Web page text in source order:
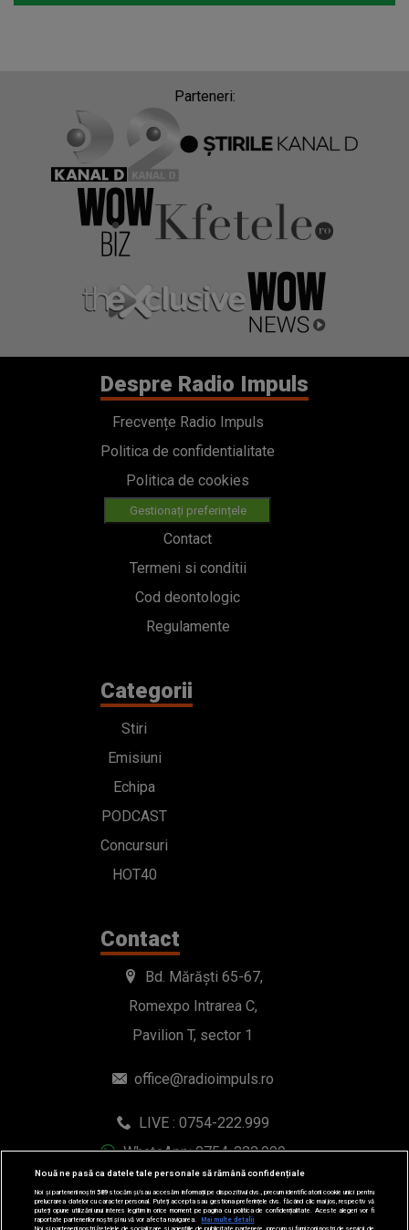
Parteneri:
Despre Radio Impuls
Frecvențe Radio Impuls
Politica de confidentialitate
Politica de cookies
Gestionați preferințele
Contact
Termeni si conditii
Cod deontologic
Regulamente
Categorii
Stiri
Emisiuni
Echipa
PODCAST
Concursuri
HOT40
Contact
Bd. Mărăști 65-67,
Romexpo Intrarea C,
Pavilion T, sector 1
office@radioimpuls.ro
LIVE : 0754-222.999
WhatsApp: 0754-222.999
Nouă ne pasă ca datele tale personale să rămână confidențiale
Noi și partenerii noștri589stocăm și/sau accesăm informații pe dispozitivul dvs., precum identificatorii cookie unici pentru
prelucrarea datelor cu caracter personal. Puteți accepta sau gestiona preferințele dvs. făcând clic mai jos, respectiv vă
puteți opune utilizării unui interes legitim în orice moment pe pagina cu politica de confidențialitate. Aceste alegeri vor fi
raportate partenerilor noștri și nu vă vor afecta navigarea.
Mai multe detalii
Noi si partenerii nostri (retelele de socializare si agentiile de publicitate partenere, precum si furnizorii nostri de servicii de